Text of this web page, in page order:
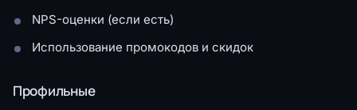
NPS-оценки (если есть)
Использование промокодов и скидок
Профильные